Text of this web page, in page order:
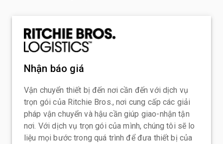
Nhận báo giá
Vận chuyển thiết bị đến nơi cần đến với dịch vụ
trọn gói của Ritchie Bros., nơi cung cấp các giải
pháp vận chuyển và hậu cần giúp giao-nhận tận
nơi. Với dịch vụ trọn gói của mình, chúng tôi sẽ lo
liệu mọi bước trong quá trình để đưa thiết bị của